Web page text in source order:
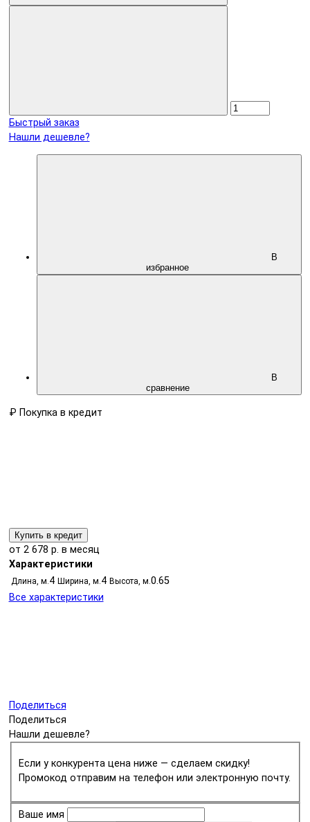
Быстрый заказ
Нашли дешевле?
В
избранное
В
сравнение
₽ Покупка в кредит
Купить в кредит
от 2 678 р. в месяц
Характеристики
Длина, м. 4 Ширина, м. 4 Высота, м. 0.65
Все характеристики
Поделиться
Поделиться
Нашли дешевле?
Если у конкурента цена ниже — сделаем скидку!
Промокод отправим на телефон или электронную почту.
Ваше имя